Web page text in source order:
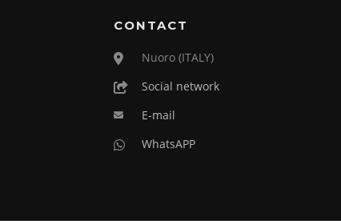
CONTACT
Nuoro (ITALY)
Social network
E-mail
WhatsAPP